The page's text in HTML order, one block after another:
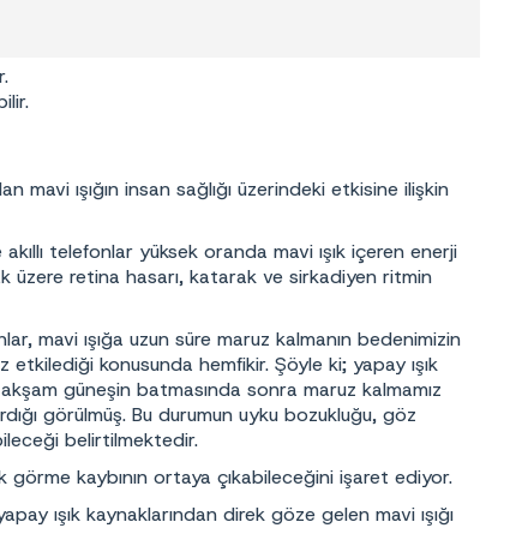
ışığın insan sağlığı üzerindeki etkisine ilişkin
telefonlar yüksek oranda mavi ışık içeren enerji
üzere retina hasarı, katarak ve sirkadiyen ritmin
mavi ışığa uzun süre maruz kalmanın bedenimizin
konusunda hemfikir. Şöyle ki; yapay ışık
güneşin batmasında sonra maruz kalmamız
görülmüş. Bu durumun uyku bozukluğu, göz
belirtilmektedir.
görme kaybının ortaya çıkabileceğini işaret ediyor.
ışık kaynaklarından direk göze gelen mavi ışığı